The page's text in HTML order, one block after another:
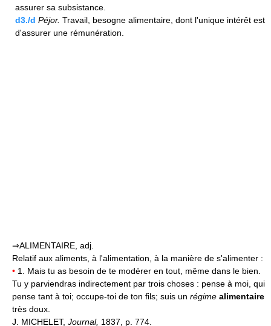
assurer sa subsistance.
d3./d Péjor. Travail, besogne alimentaire, dont l'unique intérêt est
d'assurer une rémunération.
⇒ALIMENTAIRE, adj.
Relatif aux aliments, à l'alimentation, à la manière de s'alimenter :
• 1. Mais tu as besoin de te modérer en tout, même dans le bien.
Tu y parviendras indirectement par trois choses : pense à moi, qui
pense tant à toi; occupe-toi de ton fils; suis un régime alimentaire
très doux.
J. MICHELET, Journal, 1837, p. 774.